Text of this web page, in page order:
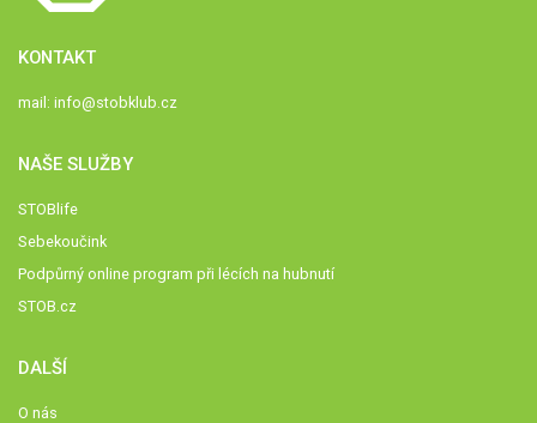
KONTAKT
mail: info@stobklub.cz
NAŠE SLUŽBY
STOBlife
Sebekoučink
Podpůrný online program při lécích na hubnutí
STOB.cz
DALŠÍ
O nás